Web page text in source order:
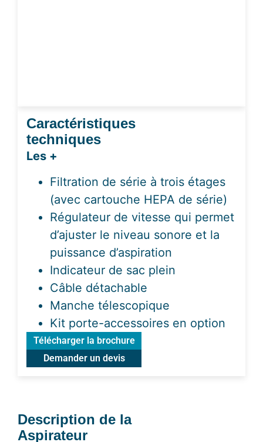
Caractéristiques
techniques
Les +
Filtration de série à trois étages
(avec cartouche HEPA de série)
Régulateur de vitesse qui permet
d’ajuster le niveau sonore et la
puissance d’aspiration
Indicateur de sac plein
Câble détachable
Manche télescopique
Kit porte-accessoires en option
Télécharger la brochure
Demander un devis
Description de la
Aspirateur